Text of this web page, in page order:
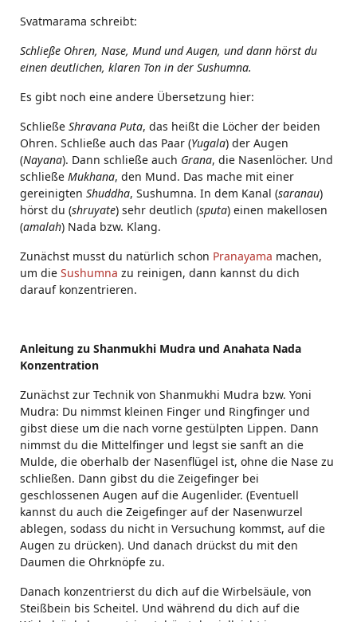
Svatmarama schreibt:
Schließe Ohren, Nase, Mund und Augen, und dann hörst du
einen deutlichen, klaren Ton in der Sushumna.
Es gibt noch eine andere Übersetzung hier:
Schließe Shravana Puta, das heißt die Löcher der beiden
Ohren. Schließe auch das Paar (Yugala) der Augen
(Nayana). Dann schließe auch Grana, die Nasenlöcher. Und
schließe Mukhana, den Mund. Das mache mit einer
gereinigten Shuddha, Sushumna. In dem Kanal (saranau)
hörst du (shruyate) sehr deutlich (sputa) einen makellosen
(amalah) Nada bzw. Klang.
Zunächst musst du natürlich schon Pranayama machen,
um die Sushumna zu reinigen, dann kannst du dich
darauf konzentrieren.
Anleitung zu Shanmukhi Mudra und Anahata Nada
Konzentration
Zunächst zur Technik von Shanmukhi Mudra bzw. Yoni
Mudra: Du nimmst kleinen Finger und Ringfinger und
gibst diese um die nach vorne gestülpten Lippen. Dann
nimmst du die Mittelfinger und legst sie sanft an die
Mulde, die oberhalb der Nasenflügel ist, ohne die Nase zu
schließen. Dann gibst du die Zeigefinger bei
geschlossenen Augen auf die Augenlider. (Eventuell
kannst du auch die Zeigefinger auf der Nasenwurzel
ablegen, sodass du nicht in Versuchung kommst, auf die
Augen zu drücken). Und danach drückst du mit den
Daumen die Ohrknöpfe zu.
Danach konzentrierst du dich auf die Wirbelsäule, von
Steißbein bis Scheitel. Und während du dich auf die